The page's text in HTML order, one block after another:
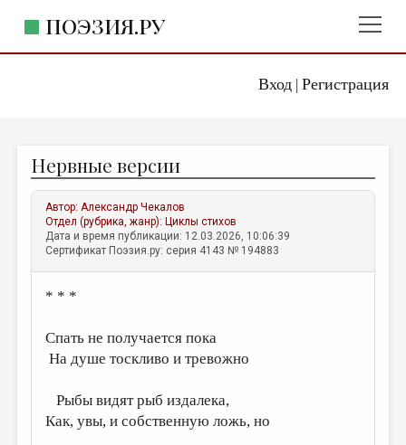
Вход| Регистрация
ПОЭЗИЯ.РУ
ЖАНРЫ
АВТОРЫ
КОММЕНТАРИИ
ЛИТСАЛОН
НОВОСТИ
ПРАВИЛА САЙТА
ИЗБРАННОЕ
ДАЙДЖЕСТ
Нервные версии
Автор:Александр Чекалов
Отдел (рубрика, жанр): Циклы стихов
Дата и время публикации: 12.03.2026, 10:06:39
Сертификат Поэзия.ру: серия 4143 № 194883
* * *
Спать не получается пока
На душе тоскливо и тревожно
Рыбы видят рыб издалека,
Как, увы, и собственную ложь, но